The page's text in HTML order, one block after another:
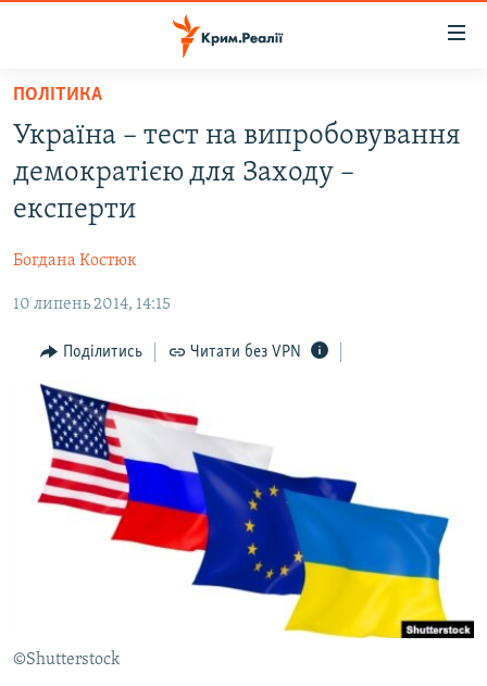
Перейти
основного
матеріалу
до
основної
Перейти
пошуку
ВОДА.КРИМ
ВІДЕО ТА ФОТО
БЛОГИ
ПОГЛЯД
ІНТЕРВ'Ю
ВСЕ ЗА ДЕНЬ
СПЕЦПРОЕКТИ
ДЕПОРТАЦІЯ
ВІДЕОУРОКИ «ELIFBE»
СВІДЧЕННЯ ОКУПАЦІЇ
УКРАЇНСЬКА ПРОБЛЕМА КРИМУ
ЯК ОБІЙТИ БЛОКУВАННЯ
ПОЛІТИКА
Україна – тест на випробовування
демократією для Заходу –
експерти
Богдана Костюк
10 липень 2014, 14:15
Поділитись Читати без VPN
©Shutterstock